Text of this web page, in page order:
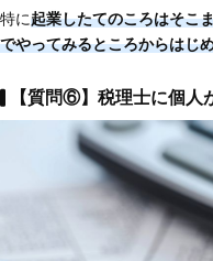
特に起業したてのころはそこ
でやってみるところからはじ
【質問⑥】税理士に個人